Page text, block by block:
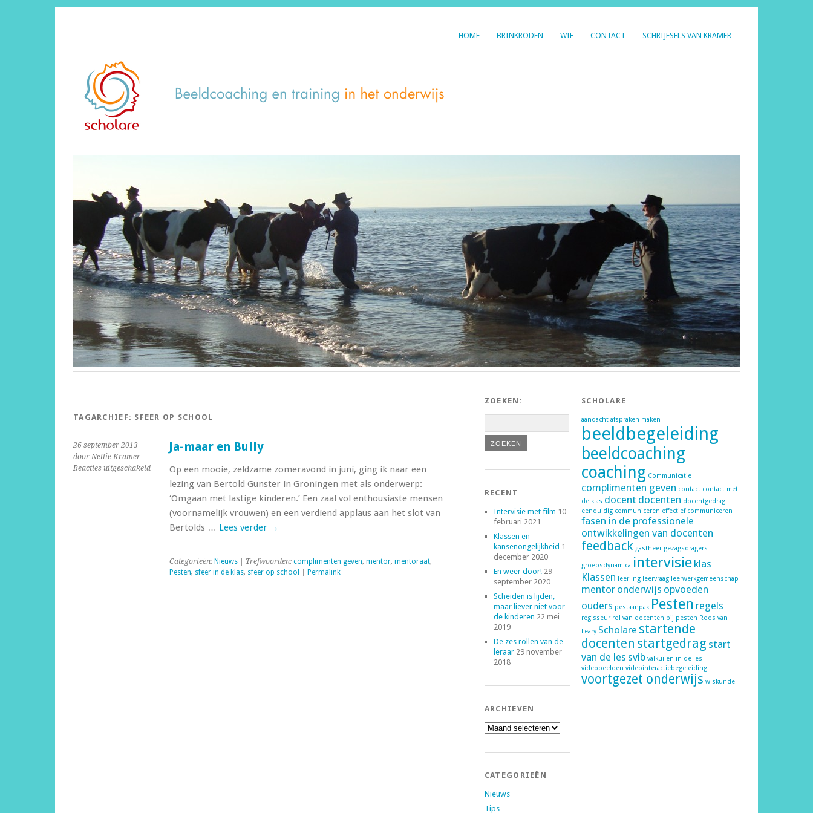
HOME BRINKRODEN WIE CONTACT SCHRIJFSELS VAN KRAMER
TAGARCHIEF: SFEER OP SCHOOL
26 september 2013
door Nettie Kramer
Reacties uitgeschakeldvoor
Ja-maar en Bully
Op een mooie, zeldzame zomeravond in juni, ging ik naar een
lezing van Bertold Gunster in Groningen met als onderwerp:
‘Omgaan met lastige kinderen.’ Een zaal vol enthousiaste mensen
(voornamelijk vrouwen) en een verdiend applaus aan het slot van
Bertolds … Lees verder →
Categorieën: Nieuws| Trefwoorden: complimenten geven, mentor, mentoraat,
Pesten, sfeer in de klas, sfeer op school Permalink
ZOEKEN:
RECENT
Intervisie met film 10
februari 2021
Klassen en
kansenongelijkheid 1
december 2020
En weer door! 29
september 2020
Scheiden is lijden,
maar liever niet voor
de kinderen 22 mei
2019
De zes rollen van de
leraar 29 november
2018
ARCHIEVEN
Archieven
CATEGORIEËN
Nieuws
Tips
SCHOLARE
aandacht afspraken maken
beeldbegeleiding
beeldcoaching
coaching Communicatie
complimenten geven contact contact met
de klas docent docenten docentgedrag
eenduidig communiceren effectief communiceren
fasen in de professionele
ontwikkelingen van docenten
feedback gastheer gezagsdragers
groepsdynamica intervisie klas
Klassen leerling leervraag leerwerkgemeenschap
mentor onderwijs opvoeden
ouders pestaanpak Pesten regels
regisseur rol van docenten bij pesten Roos van
Leary Scholare startende
docenten startgedrag start
van de les svib valkuilen in de les
videobeelden videointeractiebegeleiding
voortgezet onderwijs wiskunde